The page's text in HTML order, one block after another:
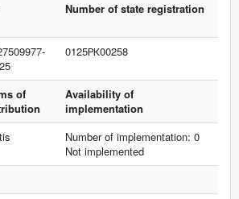
Number of state registration
0125РК00258
of
Availability of
implementation
Number of implementation: 0
Not implemented